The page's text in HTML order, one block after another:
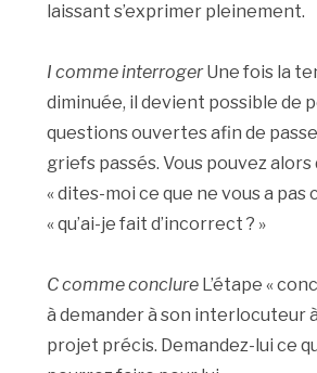
laissant s’exprimer pleinement.
I comme interrogerUne fois la
diminuée, il devient possible de
questions ouvertes afin de
griefs passés. Vous pouvez
« dites-moi ce que ne vous a pas
« qu’ai-je fait d’incorrect ? »
C comme conclure L’étape «
à demander à son interlocuteur
projet précis. Demandez-lui ce